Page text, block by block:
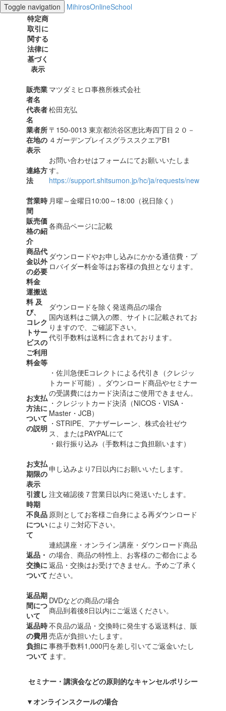
Toggle navigation
MihirosOnlineSchool
特定商
取引に
関する
法律に
基づく
表示
販売業
者名
マツダミヒロ事務所株式会社
代表者
名
松田充弘
業者所
在地の
表示
〒150-0013 東京都渋谷区恵比寿四丁目２０－
４ガーデンプレイスグラススクエアB1
連絡方
法
お問い合わせはフォームにてお願いいたしま
す。
https://support.shitsumon.jp/hc/ja/requests/new
営業時
間
月曜～金曜日10:00～18:00（祝日除く）
販売価
格の紹
介
各商品ページに記載
商品代
金以外
の必要
料金
ダウンロードやお申し込みにかかる通信費・プ
ロバイダー料金等はお客様の負担となります。
運搬送
料 及
び、
コレク
トサー
ビスの
ご利用
料金等
ダウンロードを除く発送商品の場合
国内送料はご購入の際、サイトに記載されてお
りますので、ご確認下さい。
代引手数料は送料に含まれております。
お支払
方法に
ついて
の説明
・佐川急便Eコレクトによる代引き（クレジッ
トカード可能）。ダウンロード商品やセミナー
の受講費にはカード決済はご使用できません。
・クレジットカード決済（NICOS・VISA・
Master・JCB）
・STRIPE、アナザーレーン、株式会社ゼウ
ス、またはPAYPALにて
・銀行振り込み（手数料はご負担願います）
お支払
期限の
表示
申し込みより7日以内にお願いいたします。
引渡し
時期
注文確認後７営業日以内に発送いたします。
不良品
につい
て
原則としてお客様ご自身による再ダウンロード
によりご対応下さい。
返品・
交換に
ついて
連続講座・オンライン講座・ダウンロード商品
の場合、商品の特性上、お客様のご都合による
返品・交換はお受けできません。予めご了承く
ださい。
返品期
間につ
いて
DVDなどの商品の場合
商品到着後8日以内にご返送ください。
返品時
の費用
負担に
ついて
不良品の返品・交換時に発生する返送料は、販
売店が負担いたします。
事務手数料1,000円を差し引いてご返金いたし
ます。
セミナー・講演会などの原則的なキャンセルポリシー
▼オンラインスクールの場合